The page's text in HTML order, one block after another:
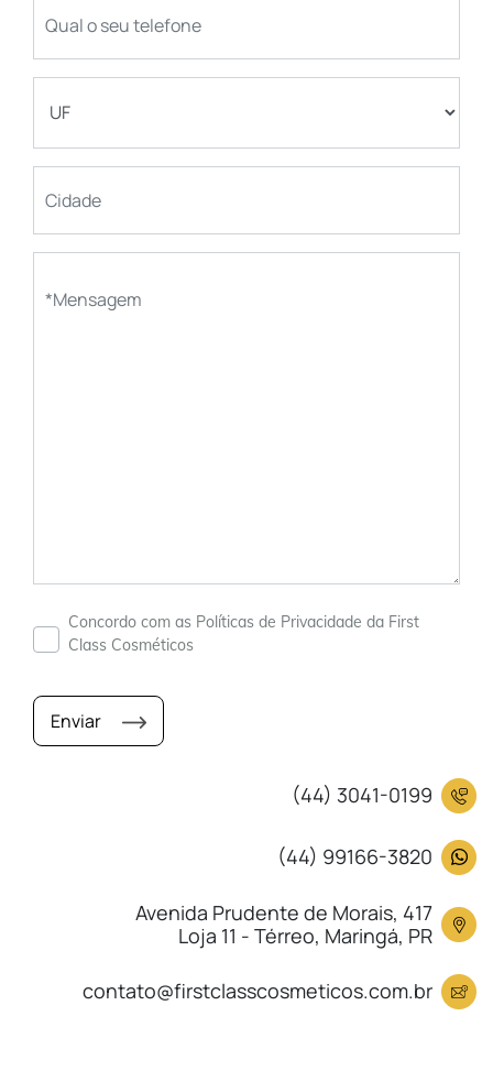
Concordo com as Políticas de Privacidade da First
Class Cosméticos
Enviar
(44) 3041-0199
(44) 99166-3820
Avenida Prudente de Morais, 417
Loja 11 - Térreo, Maringá, PR
contato@firstclasscosmeticos.com.br